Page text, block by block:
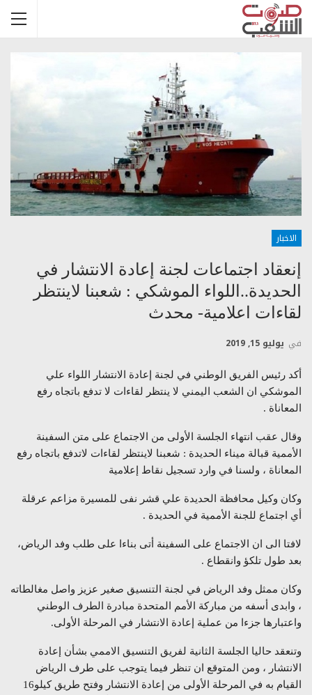
الاخبار
إنعقاد اجتماعات لجنة إعادة الانتشار في
الحديدة..اللواء الموشكي : شعبنا لاينتظر
لقاءات اعلامية- محدث
في يوليو 15, 2019
أكد رئيس الفريق الوطني في لجنة إعادة الانتشار اللواء علي
الموشكي ان الشعب اليمني لا ينتظر لقاءات لا تدفع باتجاه رفع
المعاناة .
وقال عقب انتهاء الجلسة الأولى من الاجتماع على متن السفينة
الأممية قبالة ميناء الحديدة : شعبنا لاينتظر لقاءات لاتدفع باتجاه رفع
المعاناة ، ولسنا في وارد تسجيل نقاط إعلامية
وكان وكيل محافظة الحديدة علي قشر نفى للمسيرة مزاعم عرقلة
أي اجتماع للجنة الأممية في الحديدة .
لافتا الى ان الاجتماع على السفينة أتى بناءا على طلب وفد الرياض،
بعد طول تلكؤ وانقطاع .
وكان ممثل وفد الرياض في لجنة التنسيق صغير عزيز واصل مغالطاته
، وابدى أسفه من مباركة الأمم المتحدة مبادرة الطرف الوطني
واعتبارها جزءا من عملية إعادة الانتشار في المرحلة الأولى.
وتنعقد حاليا الجلسة الثانية لفريق التنسيق الاممي بشأن إعادة
الانتشار ، ومن المتوقع ان تنظر فيما يتوجب على طرف الرياض
القيام به في المرحلة الأولى من إعادة الانتشار وفتح طريق كيلو16